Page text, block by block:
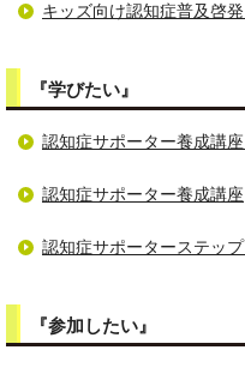
キッズ向け認知症普及啓
『学びたい』
認知症サポーター養成講
認知症サポーター養成講座
認知症サポーターステッ
『参加したい』